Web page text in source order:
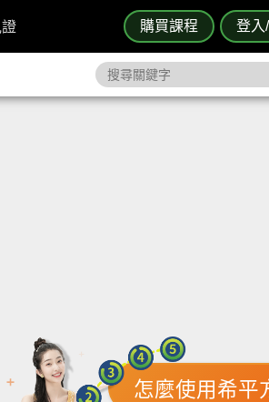
購買課程 登入
怎麼使用希平